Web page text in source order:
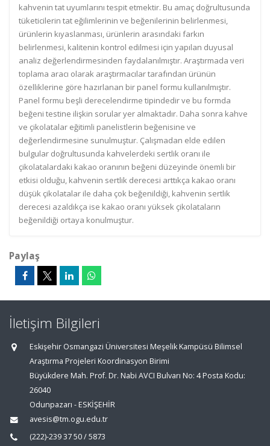
kahvenin tat uyumlarını tespit etmektir. Bu amaç doğrultusunda
tüketicilerin tat eğilimlerinin ve beğenilerinin belirlenmesi,
ürünlerin kıyaslanması, ürünlerin arasındaki farkın
belirlenmesi, kalitenin kontrol edilmesi için yapılan duyusal
analiz değerlendirmesinden faydalanılmıştır. Araştırmada veri
toplama aracı olarak araştırmacılar tarafından ürünün
özelliklerine göre hazırlanan bir panel formu kullanılmıştır.
Panel formu beşli derecelendirme tipindedir ve bu formda
beğeni testine ilişkin sorular yer almaktadır. Daha sonra kahve
ve çikolatalar eğitimli panelistlerin beğenisine ve
değerlendirmesine sunulmuştur. Çalışmadan elde edilen
bulgular doğrultusunda kahvelerdeki sertlik oranı ile
çikolatalardaki kakao oranının beğeni düzeyinde önemli bir
etkisi olduğu, kahvenin sertlik derecesi arttıkça kakao oranı
düşük çikolatalar ile daha çok beğenildiği, kahvenin sertlik
derecesi azaldıkça ise kakao oranı yüksek çikolataların
beğenildiği ortaya konulmuştur.
Paylaş
İletişim Bilgileri
Eskişehir Osmangazi Üniversitesi Meşelik Kampüsü Bilimsel
Araştırma Projeleri Koordinasyon Birimi
Büyükdere Mah. Prof. Dr. Nabi AVCI Bulvarı No: 4 Posta Kodu:
26040
Odunpazarı - ESKİŞEHİR
avesis@tm.ogu.edu.tr
(222)-239 37 50 / 5873